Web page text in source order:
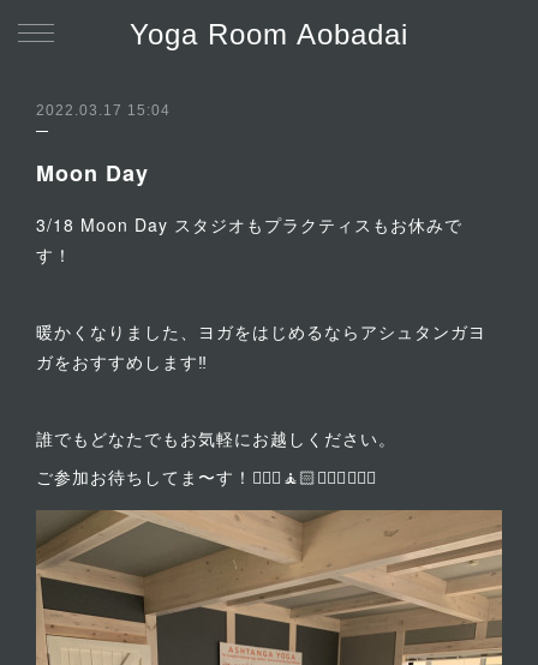
Yoga Room Aobadai
2022.03.17 15:04
Moon Day
3/18 Moon Day スタジオもプラクティスもお休みで
す！
暖かくなりました、ヨガをはじめるならアシュタンガヨ
ガをおすすめします‼︎
誰でもどなたでもお気軽にお越しください。
ご参加お待ちしてま〜す！🧘🏼‍♀️🧘🏻🧘🏻‍♂️🧘🏻‍♀️